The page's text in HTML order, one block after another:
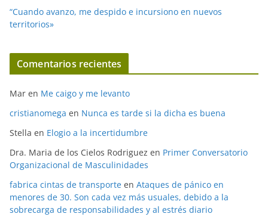
“Cuando avanzo, me despido e incursiono en nuevos
territorios»
Comentarios recientes
Mar en Me caigo y me levanto
cristianomega en Nunca es tarde si la dicha es buena
Stella en Elogio a la incertidumbre
Dra. Maria de los Cielos Rodriguez en Primer Conversatorio
Organizacional de Masculinidades
fabrica cintas de transporte en Ataques de pánico en
menores de 30. Son cada vez más usuales, debido a la
sobrecarga de responsabilidades y al estrés diario